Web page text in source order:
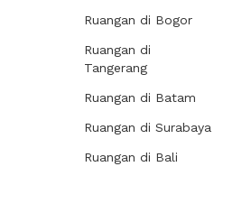
Ruangan di Bogor
Ruangan di
Tangerang
Ruangan di Batam
Ruangan di Surabaya
Ruangan di Bali